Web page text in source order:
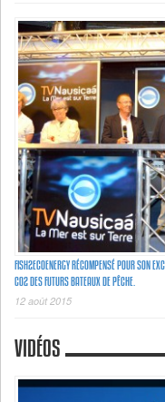
FISH2ECOENERGY RÉCOMPENSÉ POUR SON
C02 DES FUTURS BATEAUX DE PÊCHE.
12 août 2015
VIDÉOS